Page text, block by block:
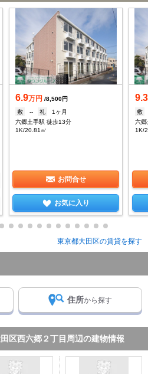
6.9万円 /8,500円
敷
-- 礼
1ヶ月
六郷土手駅 徒歩13分
1K/20.81㎡
お問合せ
お気に入り
9.3
敷
六
1K/
東京都大田区の賃貸を探す
住所から探す
区西六郷２丁目周辺の建物情報